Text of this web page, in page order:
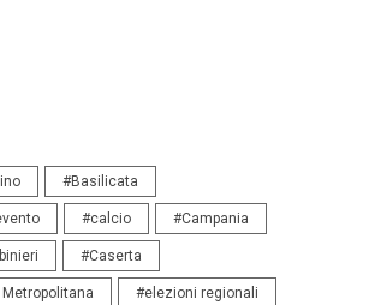
#Basilicata
#calcio #Campania
#Caserta
#elezioni regionali